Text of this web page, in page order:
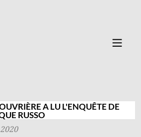
A LU L'ENQUÊTE DE
RUSSO